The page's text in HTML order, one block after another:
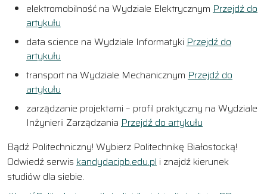
elektromobilność na Wydziale Elektrycznym Przejdź do
artykułu
data science na Wydziale Informatyki Przejdź do
artykułu
transport na Wydziale Mechanicznym Przejdź do
artykułu
zarządzanie projektami – profil praktyczny na Wydziale
Inżynierii Zarządzania Przejdź do artykułu
Bądź Politechniczny! Wybierz Politechnikę Białostocką!
Odwiedź serwis kandydacipb.edu.pl i znajdź kierunek
studiów dla siebie.